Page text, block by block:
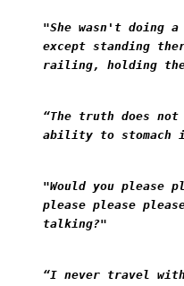
"She wasn't doing
except standing
railing, holding
“The truth does not
ability to stomach
"Would you please
please please
talking?"
“I never travel